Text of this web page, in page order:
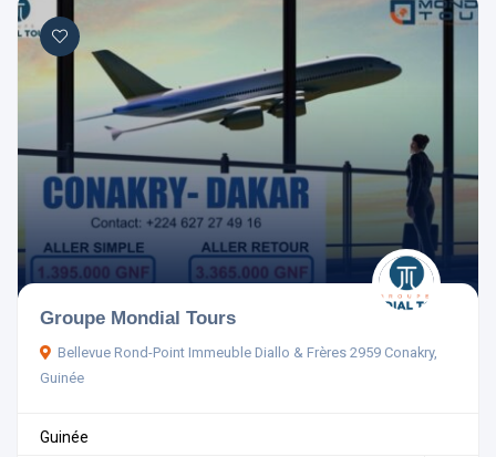
Groupe Mondial Tours
Bellevue Rond-Point Immeuble Diallo & Frères 2959 Conakry,
Guinée
Guinée